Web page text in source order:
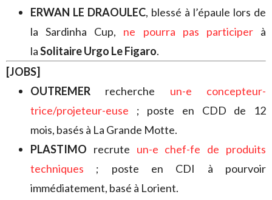
ERWAN LE DRAOULEC, blessé à l’épaule lors de
la Sardinha Cup, ne pourra pas participerà
laSolitaire Urgo Le Figaro.
[JOBS]
OUTREMER recherche un-e concepteur-
trice/projeteur-euse ; poste en CDD de 12
mois, basés à La Grande Motte.
PLASTIMO recrute un-e chef-fe de produits
techniques ; poste en CDI à pourvoir
immédiatement, basé à Lorient.